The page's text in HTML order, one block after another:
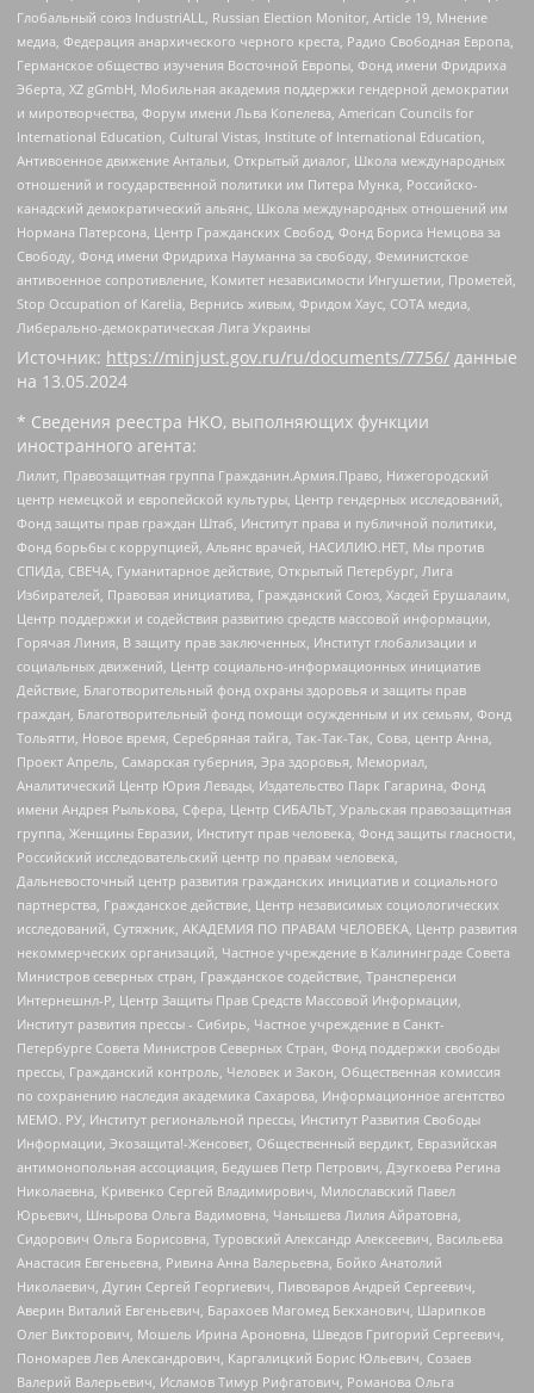
Глобальный союз IndustriALL, Russian Election Monitor, Article 19, Мнение
медиа, Федерация анархического черного креста, Радио Свободная Европа,
Германское общество изучения Восточной Европы, Фонд имени Фридриха
Эберта, XZ gGmbH, Мобильная академия поддержки гендерной демократии
и миротворчества, Форум имени Льва Копелева, American Councils for
International Education, Cultural Vistas, Institute of International Education,
Антивоенное движение Антальи, Открытый диалог, Школа международных
отношений и государственной политики им Питера Мунка, Российско-
канадский демократический альянс, Школа международных отношений им
Нормана Патерсона, Центр Гражданских Свобод, Фонд Бориса Немцова за
Свободу, Фонд имени Фридриха Науманна за свободу, Феминистское
антивоенное сопротивление, Комитет независимости Ингушетии, Прометей,
Stop Occupation of Karelia, Вернись живым, Фридом Хаус, СОТА медиа,
Либерально-демократическая Лига Украины
Источник: https://minjust.gov.ru/ru/documents/7756/ данные
на 13.05.2024
* Сведения реестра НКО, выполняющих функции
иностранного агента:
Лилит, Правозащитная группа Гражданин.Армия.Право, Нижегородский
центр немецкой и европейской культуры, Центр гендерных исследований,
Фонд защиты прав граждан Штаб, Институт права и публичной политики,
Фонд борьбы с коррупцией, Альянс врачей, НАСИЛИЮ.НЕТ, Мы против
СПИДа, СВЕЧА, Гуманитарное действие, Открытый Петербург, Лига
Избирателей, Правовая инициатива, Гражданский Союз, Хасдей Ерушалаим,
Центр поддержки и содействия развитию средств массовой информации,
Горячая Линия, В защиту прав заключенных, Институт глобализации и
социальных движений, Центр социально-информационных инициатив
Действие, Благотворительный фонд охраны здоровья и защиты прав
граждан, Благотворительный фонд помощи осужденным и их семьям, Фонд
Тольятти, Новое время, Серебряная тайга, Так-Так-Так, Сова, центр Анна,
Проект Апрель, Самарская губерния, Эра здоровья, Мемориал,
Аналитический Центр Юрия Левады, Издательство Парк Гагарина, Фонд
имени Андрея Рылькова, Сфера, Центр СИБАЛЬТ, Уральская правозащитная
группа, Женщины Евразии, Институт прав человека, Фонд защиты гласности,
Российский исследовательский центр по правам человека,
Дальневосточный центр развития гражданских инициатив и социального
партнерства, Гражданское действие, Центр независимых социологических
исследований, Сутяжник, АКАДЕМИЯ ПО ПРАВАМ ЧЕЛОВЕКА, Центр развития
некоммерческих организаций, Частное учреждение в Калининграде Совета
Министров северных стран, Гражданское содействие, Трансперенси
Интернешнл-Р, Центр Защиты Прав Средств Массовой Информации,
Институт развития прессы - Сибирь, Частное учреждение в Санкт-
Петербурге Совета Министров Северных Стран, Фонд поддержки свободы
прессы, Гражданский контроль, Человек и Закон, Общественная комиссия
по сохранению наследия академика Сахарова, Информационное агентство
МЕМО. РУ, Институт региональной прессы, Институт Развития Свободы
Информации, Экозащита!-Женсовет, Общественный вердикт, Евразийская
антимонопольная ассоциация, Бедушев Петр Петрович, Дзугкоева Регина
Николаевна, Кривенко Сергей Владимирович, Милославский Павел
Юрьевич, Шнырова Ольга Вадимовна, Чанышева Лилия Айратовна,
Сидорович Ольга Борисовна, Туровский Александр Алексеевич, Васильева
Анастасия Евгеньевна, Ривина Анна Валерьевна, Бойко Анатолий
Николаевич, Дугин Сергей Георгиевич, Пивоваров Андрей Сергеевич,
Аверин Виталий Евгеньевич, Барахоев Магомед Бекханович, Шарипков
Олег Викторович, Мошель Ирина Ароновна, Шведов Григорий Сергеевич,
Пономарев Лев Александрович, Каргалицкий Борис Юльевич, Созаев
Валерий Валерьевич, Исламов Тимур Рифгатович, Романова Ольга